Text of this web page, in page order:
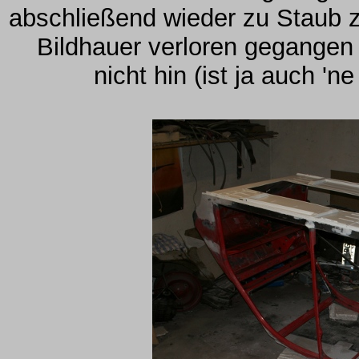
abschließend wieder zu Staub
Bildhauer verloren
nicht hin (ist ja auch